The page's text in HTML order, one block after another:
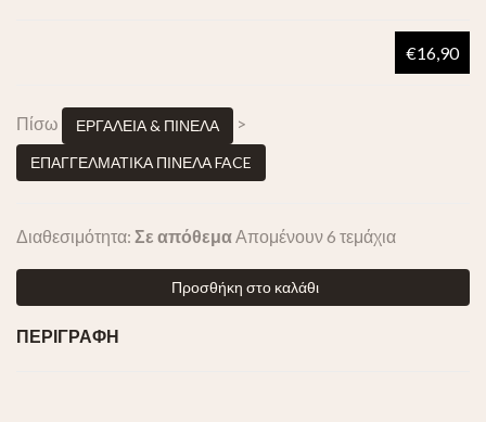
€16,90
Πίσω ΕΡΓΑΛΕΙΑ & ΠΙΝΕΛΑ >
ΕΠΑΓΓΕΛΜΑΤΙΚΑ ΠΙΝΕΛΑ FACE
Διαθεσιμότητα: Σε απόθεμαΑπομένουν 6 τεμάχια
Προσθήκη στο καλάθι
ΠΕΡΙΓΡΑΦΗ